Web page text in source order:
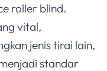
roller blind.
vital,
jenis tirai lain,
standar